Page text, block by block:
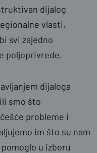
dijalog
vlasti,
svi zajedno
poljoprivrede.
dijaloga
smo što
probleme i
im što su nam
u izboru